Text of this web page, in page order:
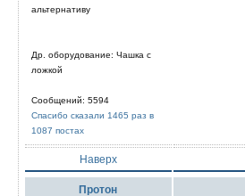
альтернативу
Др. оборудование: Чашка с
ложкой
Сообщений: 5594
Спасибо сказали 1465 раз в
1087 постах
Наверх
Протон